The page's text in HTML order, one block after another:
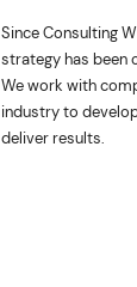
Since Consulting
strategy has been
We work with
industry to
deliver results.